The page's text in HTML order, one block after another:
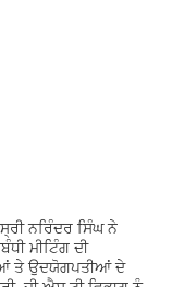
ਨਰਿੰਦਰ ਸਿੰਘ ਨੇ
ਮੀਟਿੰਗ ਦੀ
ਤੇ ਉਦਯੋਗਪਤੀਆਂ ਦੇ